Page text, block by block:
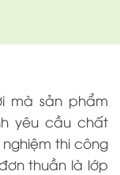
mà sản phẩm
yêu cầu chất
thi công
thuần là lớp